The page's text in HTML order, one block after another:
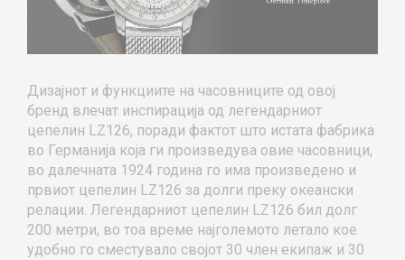
Дизајнот и функциите на часовниците од овој
бренд влечат инспирација од легендарниот
цепелин LZ126, поради фактот што истата фабрика
во Германија која ги произведува овие часовници,
во далечната 1924 година го има произведено и
првиот цепелин LZ126 за долги преку океански
релации. Легендарниот цепелин LZ126 бил долг
200 метри, во тоа време најголемото летало кое
удобно го сместувало својот 30 член екипаж и 30